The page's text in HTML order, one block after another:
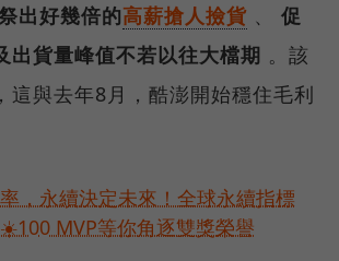
出好幾倍的高薪搶人撿貨 、 促
出貨量峰值不若以往大檔期 。該
這與去年8月，酷澎開始穩住毛利
，永續決定未來！全球永續指標
MVP等你角逐雙獎榮譽